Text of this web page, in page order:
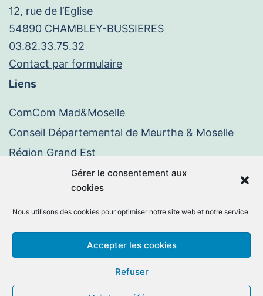
Gérer le consentement aux
cookies
Nous utilisons des cookies pour optimiser notre site web et notre service.
Accepter les cookies
Refuser
12, rue de l’Eglise
54890 CHAMBLEY-BUSSIERES
03.82.33.75.32
Contact par formulaire
Liens
ComCom Mad&Moselle
Conseil Départemental de Meurthe & Moselle
Région Grand Est
Paiement en ligne
Mentions légales Politique de confidentialité
Facebook